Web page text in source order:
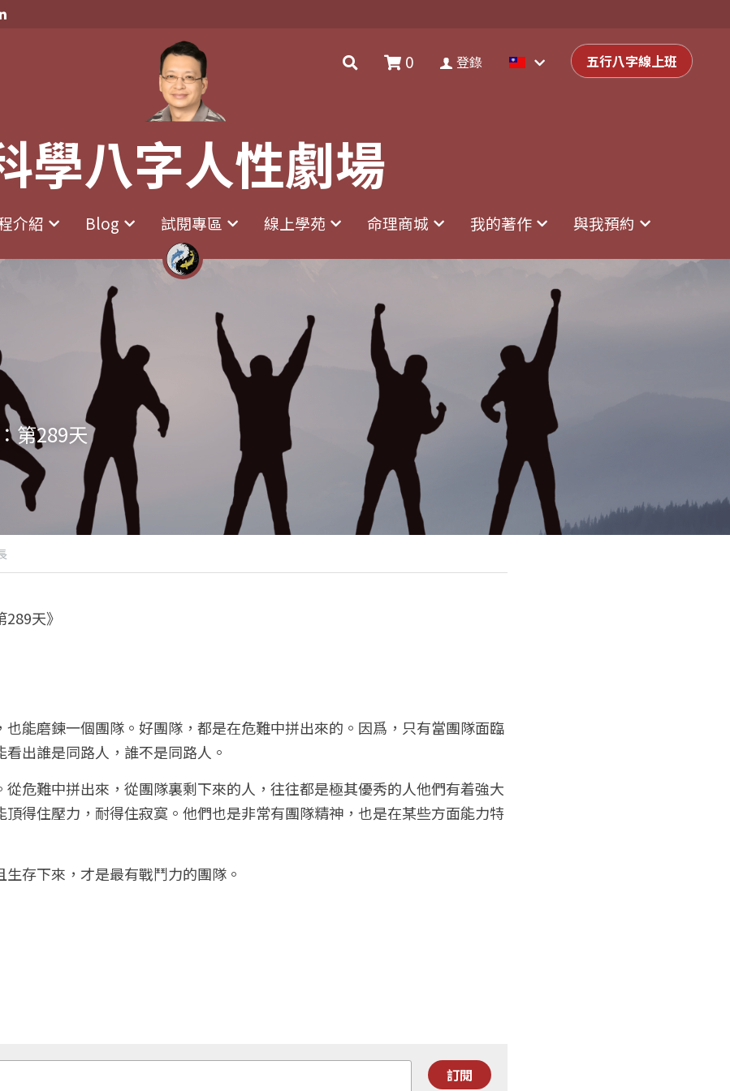
學八字人性劇場
介紹 Blog 試閱專區 線上學苑 命理商城 我的著作 與我預約
0 登錄 五行八字線上班
學八字人性劇場
介紹 Blog 試閱專區 線上學苑 命理商城 我的著作 與我預約
0 登錄 五行八字線上班
第289天
天》
也能磨鍊一個團隊。好團隊，都是在危難中拼出來的。因爲，只有當團隊面臨
出誰是同路人，誰不是同路人。
從危難中拼出來，從團隊裏剩下來的人，往往都是極其優秀的人他們有着強大
頂得住壓力，耐得住寂寞。他們也是非常有團隊精神，也是在某些方面能力特
存下來，才是最有戰鬥力的團隊。
訂閱